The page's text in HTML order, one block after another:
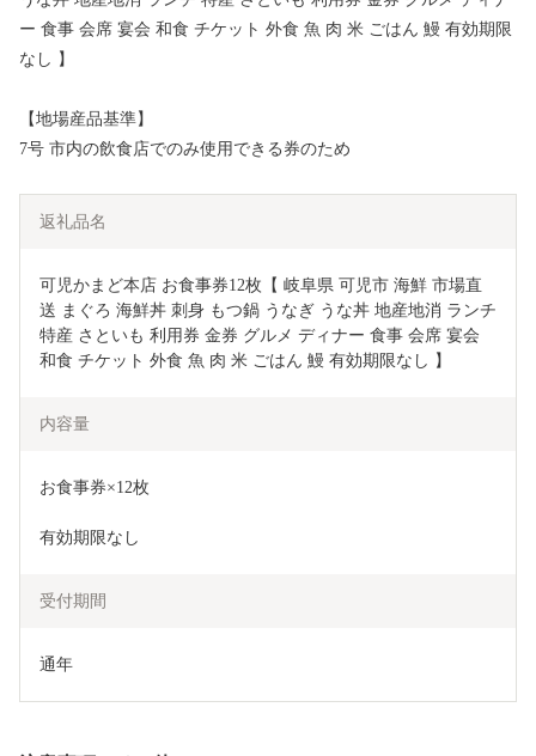
ー 食事 会席 宴会 和食 チケット 外食 魚 肉 米 ごはん 鰻 有効期限
なし 】
【地場産品基準】
7号 市内の飲食店でのみ使用できる券のため
返礼品名
可児かまど本店 お食事券12枚【 岐阜県 可児市 海鮮 市場直
送 まぐろ 海鮮丼 刺身 もつ鍋 うなぎ うな丼 地産地消 ランチ
特産 さといも 利用券 金券 グルメ ディナー 食事 会席 宴会
和食 チケット 外食 魚 肉 米 ごはん 鰻 有効期限なし 】
内容量
お食事券×12枚
有効期限なし
受付期間
通年